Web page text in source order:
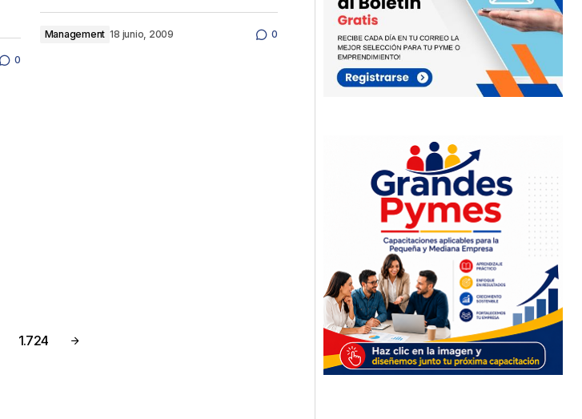
0
Management 18 junio, 2009 0
1.724